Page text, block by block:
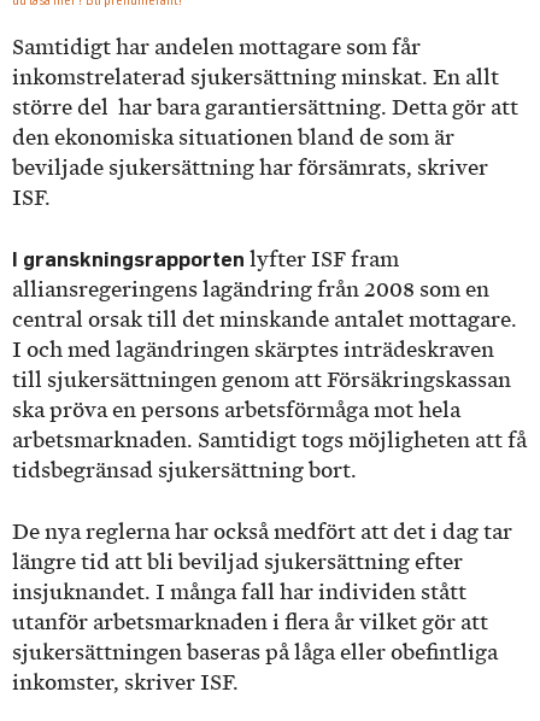
Samtidigt har andelen mottagare som får
inkomstrelaterad sjukersättning minskat. En allt
större del har bara garantiersättning. Detta gör att
den ekonomiska situationen bland de som är
beviljade sjukersättning har försämrats, skriver
ISF.
I granskningsrapporten lyfter ISF fram
alliansregeringens lagändring från 2008 som en
central orsak till det minskande antalet mottagare.
I och med lagändringen skärptes inträdeskraven
till sjukersättningen genom att Försäkringskassan
ska pröva en persons arbetsförmåga mot hela
arbetsmarknaden. Samtidigt togs möjligheten att få
tidsbegränsad sjukersättning bort.
De nya reglerna har också medfört att det i dag tar
längre tid att bli beviljad sjukersättning efter
insjuknandet. I många fall har individen stått
utanför arbetsmarknaden i flera år vilket gör att
sjukersättningen baseras på låga eller obefintliga
inkomster, skriver ISF.